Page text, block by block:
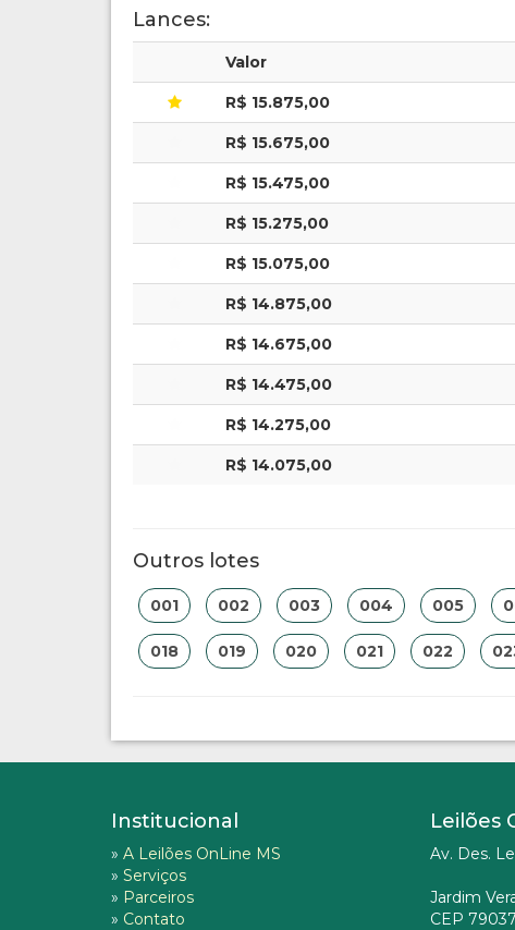
Lances:
Valor
R$ 15.875,00
R$ 15.675,00
R$ 15.475,00
R$ 15.275,00
R$ 15.075,00
R$ 14.875,00
R$ 14.675,00
R$ 14.475,00
R$ 14.275,00
R$ 14.075,00
Outros lotes
001 002 003 004 005
018 019 020 021 022
Institucional
» A Leilões OnLine MS
» Serviços
» Parceiros
» Contato
Leilões
Av. Des.
Jardim
CEP